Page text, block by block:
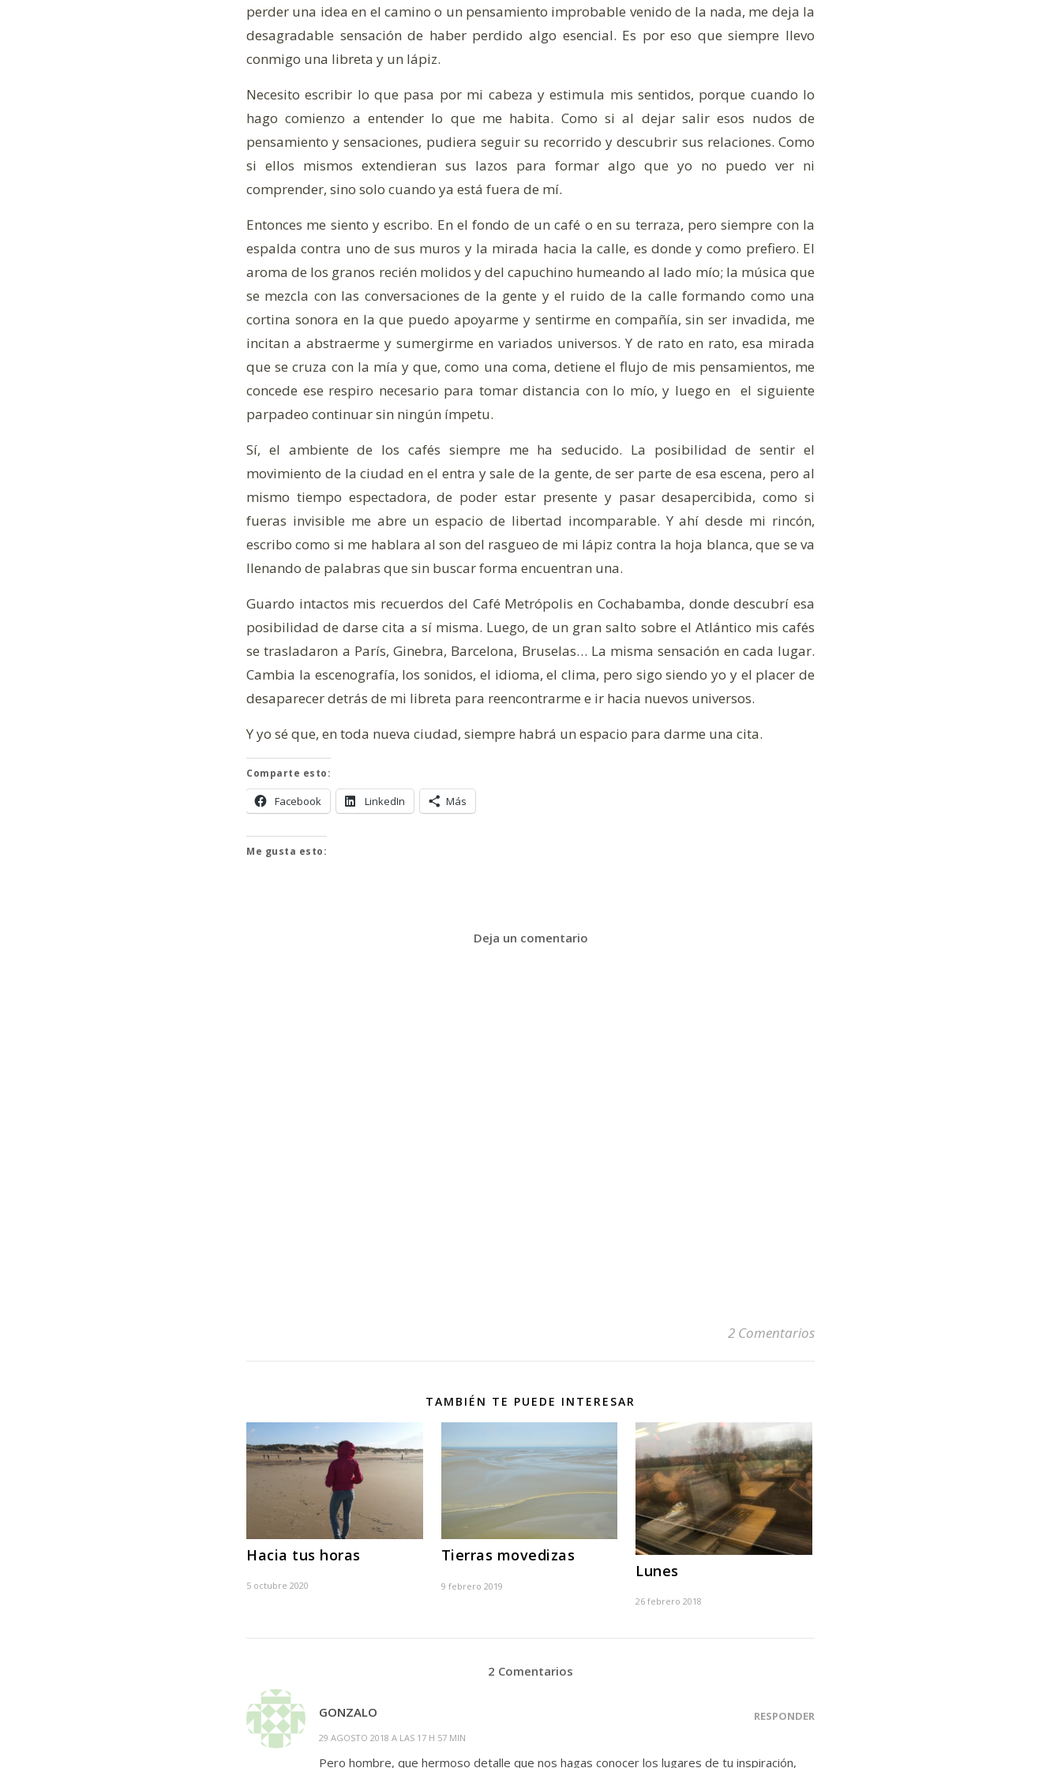
perder una idea en el camino o un pensamiento improbable venido de la nada, me deja la
desagradable sensación de haber perdido algo esencial. Es por eso que siempre llevo
conmigo una libreta y un lápiz.
Necesito escribir lo que pasa por mi cabeza y estimula mis sentidos, porque cuando lo
hago comienzo a entender lo que me habita. Como si al dejar salir esos nudos de
pensamiento y sensaciones, pudiera seguir su recorrido y descubrir sus relaciones. Como
si ellos mismos extendieran sus lazos para formar algo que yo no puedo ver ni
comprender, sino solo cuando ya está fuera de mí.
Entonces me siento y escribo. En el fondo de un café o en su terraza, pero siempre con la
espalda contra uno de sus muros y la mirada hacia la calle, es donde y como prefiero. El
aroma de los granos recién molidos y del capuchino humeando al lado mío; la música que
se mezcla con las conversaciones de la gente y el ruido de la calle formando como una
cortina sonora en la que puedo apoyarme y sentirme en compañía, sin ser invadida, me
incitan a abstraerme y sumergirme en variados universos. Y de rato en rato, esa mirada
que se cruza con la mía y que, como una coma, detiene el flujo de mis pensamientos, me
concede ese respiro necesario para tomar distancia con lo mío, y luego en el siguiente
parpadeo continuar sin ningún ímpetu.
Sí, el ambiente de los cafés siempre me ha seducido. La posibilidad de sentir el
movimiento de la ciudad en el entra y sale de la gente, de ser parte de esa escena, pero al
mismo tiempo espectadora, de poder estar presente y pasar desapercibida, como si
fueras invisible me abre un espacio de libertad incomparable. Y ahí desde mi rincón,
escribo como si me hablara al son del rasgueo de mi lápiz contra la hoja blanca, que se va
llenando de palabras que sin buscar forma encuentran una.
Guardo intactos mis recuerdos del Café Metrópolis en Cochabamba, donde descubrí esa
posibilidad de darse cita a sí misma. Luego, de un gran salto sobre el Atlántico mis cafés
se trasladaron a París, Ginebra, Barcelona, Bruselas… La misma sensación en cada lugar.
Cambia la escenografía, los sonidos, el idioma, el clima, pero sigo siendo yo y el placer de
desaparecer detrás de mi libreta para reencontrarme e ir hacia nuevos universos.
Y yo sé que, en toda nueva ciudad, siempre habrá un espacio para darme una cita.
Comparte esto:
Facebook LinkedIn Más
Me gusta esto:
Deja un comentario
2 Comentarios
TAMBIÉN TE PUEDE INTERESAR
Hacia tus horas
5 octubre 2020
Tierras movedizas
9 febrero 2019
Lunes
26 febrero 2018
2 Comentarios
GONZALO
29 AGOSTO 2018 A LAS 17 H 57 MIN
RESPONDER
Pero hombre, que hermoso detalle que nos hagas conocer los lugares de tu inspiración,